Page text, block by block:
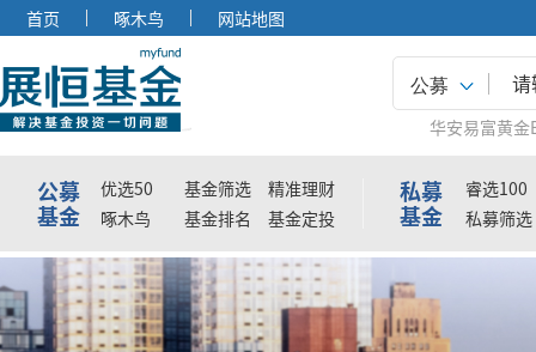
首页 啄木鸟 网站地图
公募
华安易富黄金
公募
基金
优选50 基金筛选
精准理财
啄木鸟
基金排名 基金定投
私募
基金
睿选100
私募筛选